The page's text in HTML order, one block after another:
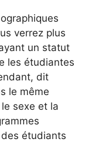
verrez plus
un statut
les étudiantes
dit
le même
sexe et la
étudiants